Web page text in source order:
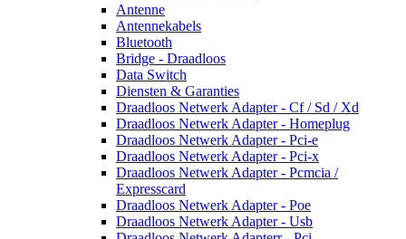
Antenne
Antennekabels
Bluetooth
Bridge - Draadloos
Data Switch
Diensten & Garanties
Draadloos Netwerk Adapter - Cf / Sd / Xd
Draadloos Netwerk Adapter - Homeplug
Draadloos Netwerk Adapter - Pci-e
Draadloos Netwerk Adapter - Pci-x
Draadloos Netwerk Adapter - Pcmcia /
Expresscard
Draadloos Netwerk Adapter - Poe
Draadloos Netwerk Adapter - Usb